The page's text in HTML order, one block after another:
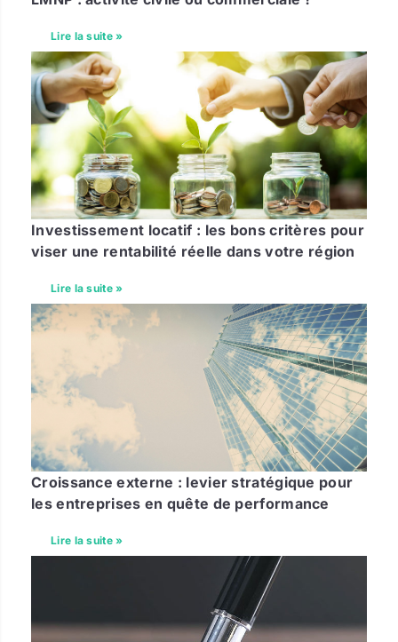
Lire la suite »
Investissement locatif : les bons critères pour
viser une rentabilité réelle dans votre région
Lire la suite »
Croissance externe : levier stratégique pour
les entreprises en quête de performance
Lire la suite »